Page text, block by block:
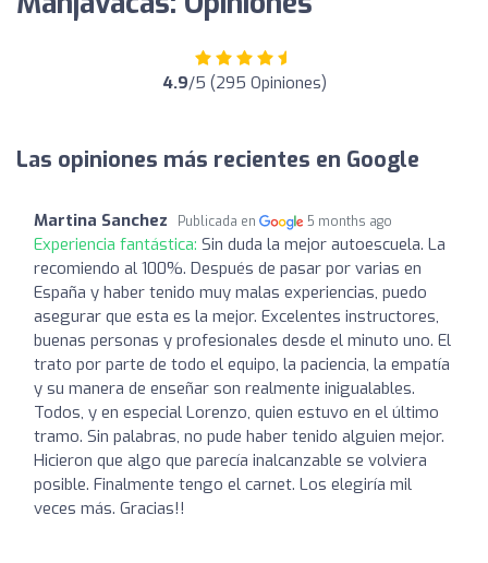
4.9/5 (295 Opiniones)
Las opiniones más recientes en Google
Martina Sanchez Publicada en 5 months ago
Experiencia fantástica: Sin duda la mejor autoescuela. La
recomiendo al 100%. Después de pasar por varias en
España y haber tenido muy malas experiencias, puedo
asegurar que esta es la mejor. Excelentes instructores,
buenas personas y profesionales desde el minuto uno. El
trato por parte de todo el equipo, la paciencia, la empatía
y su manera de enseñar son realmente inigualables.
Todos, y en especial Lorenzo, quien estuvo en el último
tramo. Sin palabras, no pude haber tenido alguien mejor.
Hicieron que algo que parecía inalcanzable se volviera
posible. Finalmente tengo el carnet. Los elegiría mil
veces más. Gracias!!